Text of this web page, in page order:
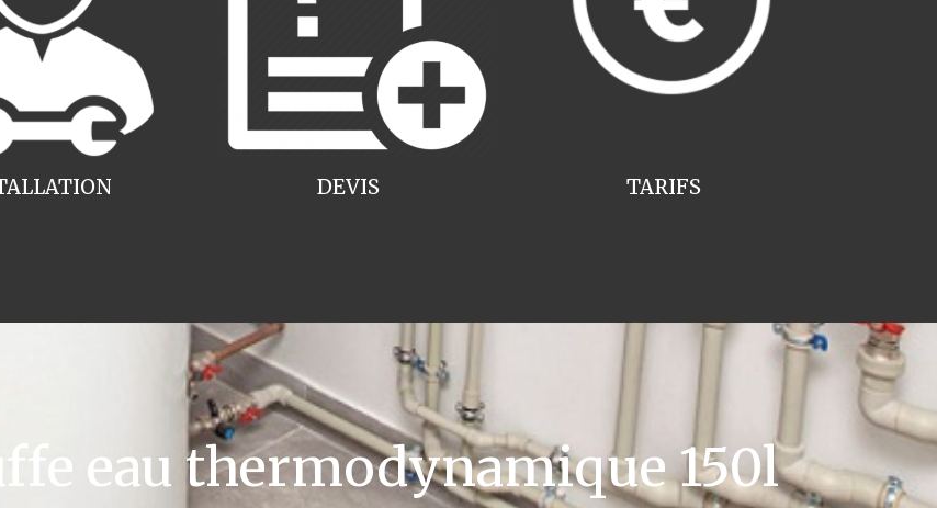
TARIFS
DEVIS
eau thermodynamique 150l